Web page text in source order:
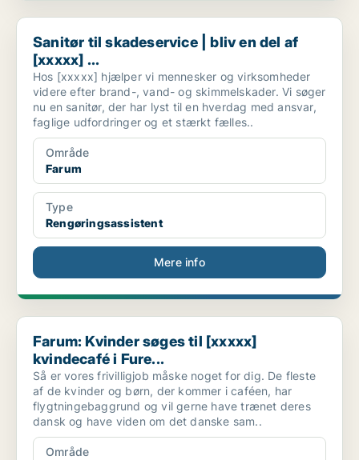
Sanitør til skadeservice | bliv en del af [xxxxx] ...
Sanitør til skadeservice | bliv en del af
[xxxxx] ...
Hos [xxxxx] hjælper vi mennesker og virksomheder
videre efter brand-, vand- og skimmelskader. Vi søger
nu en sanitør, der har lyst til en hverdag med ansvar,
faglige udfordringer og et stærkt fælles..
Område
Farum
Type
Rengøringsassistent
Mere info
Farum: Kvinder søges til [xxxxx] kvindecafé i Fure...
Farum: Kvinder søges til [xxxxx]
kvindecafé i Fure...
Så er vores frivilligjob måske noget for dig. De fleste
af de kvinder og børn, der kommer i caféen, har
flygtningebaggrund og vil gerne have trænet deres
dansk og have viden om det danske sam..
Område